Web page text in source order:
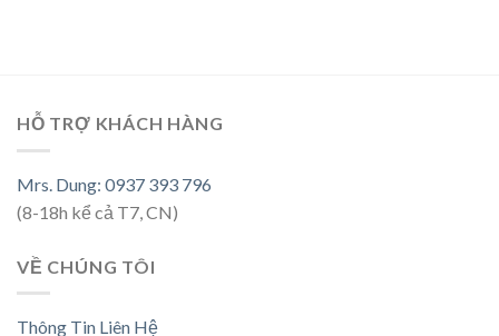
HỖ TRỢ KHÁCH HÀNG
Mrs. Dung: 0937 393 796
(8-18h kể cả T7, CN)
VỀ CHÚNG TÔI
Thông Tin Liên Hệ